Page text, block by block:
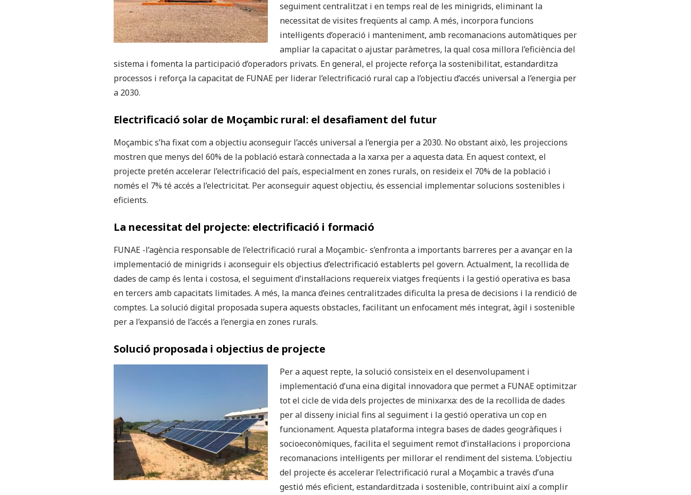
seguiment centralitzat i en temps real de les minigrids, eliminant la
necessitat de visites freqüents al camp. A més, incorpora funcions
intel·ligents d’operació i manteniment, amb recomanacions automàtiques per
ampliar la capacitat o ajustar paràmetres, la qual cosa millora l’eficiència del
sistema i fomenta la participació d’operadors privats. En general, el projecte reforça la sostenibilitat, estandarditza
processos i reforça la capacitat de FUNAE per liderar l’electrificació rural cap a l’objectiu d’accés universal a l’energia per
a 2030.
Electrificació solar de Moçambic rural: el desafiament del futur
Moçambic s’ha fixat com a objectiu aconseguir l’accés universal a l’energia per a 2030. No obstant això, les projeccions
mostren que menys del 60% de la població estarà connectada a la xarxa per a aquesta data. En aquest context, el
projecte pretén accelerar l’electrificació del país, especialment en zones rurals, on resideix el 70% de la població i
només el 7% té accés a l’electricitat. Per aconseguir aquest objectiu, és essencial implementar solucions sostenibles i
eficients.
La necessitat del projecte: electrificació i formació
FUNAE -l’agència responsable de l’electrificació rural a Moçambic- s’enfronta a importants barreres per a avançar en la
implementació de minigrids i aconseguir els objectius d’electrificació establerts pel govern. Actualment, la recollida de
dades de camp és lenta i costosa, el seguiment d’instal·lacions requereix viatges freqüents i la gestió operativa es basa
en tercers amb capacitats limitades. A més, la manca d’eines centralitzades dificulta la presa de decisions i la rendició de
comptes. La solució digital proposada supera aquests obstacles, facilitant un enfocament més integrat, àgil i sostenible
per a l’expansió de l’accés a l’energia en zones rurals.
Solució proposada i objectius de projecte
Per a aquest repte, la solució consisteix en el desenvolupament i
implementació d’una eina digital innovadora que permet a FUNAE optimitzar
tot el cicle de vida dels projectes de minixarxa: des de la recollida de dades
per al disseny inicial fins al seguiment i la gestió operativa un cop en
funcionament. Aquesta plataforma integra bases de dades geogràfiques i
socioeconòmiques, facilita el seguiment remot d’instal·lacions i proporciona
recomanacions intel·ligents per millorar el rendiment del sistema. L’objectiu
del projecte és accelerar l’electrificació rural a Moçambic a través d’una
gestió més eficient, estandarditzada i sostenible, contribuint així a complir